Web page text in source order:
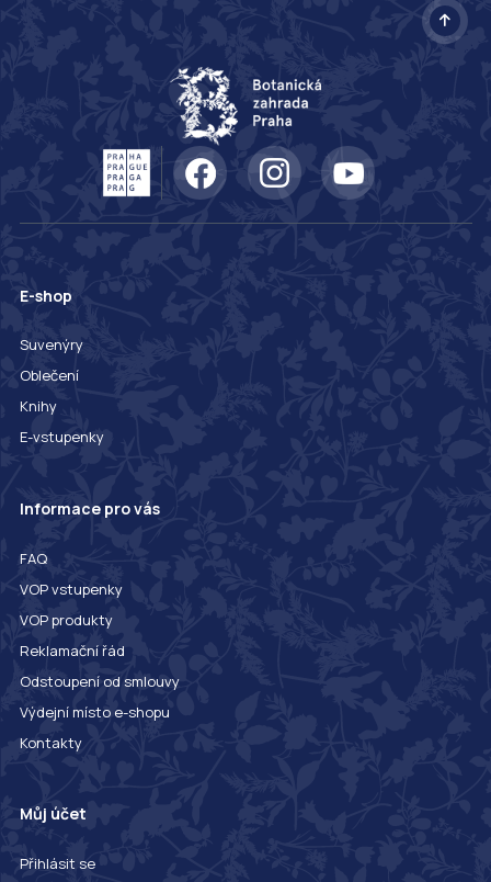
E-shop
Suvenýry
Oblečení
Knihy
E-vstupenky
Informace pro vás
FAQ
VOP vstupenky
VOP produkty
Reklamační řád
Odstoupení od smlouvy
Výdejní místo e-shopu
Kontakty
Můj účet
Přihlásit se